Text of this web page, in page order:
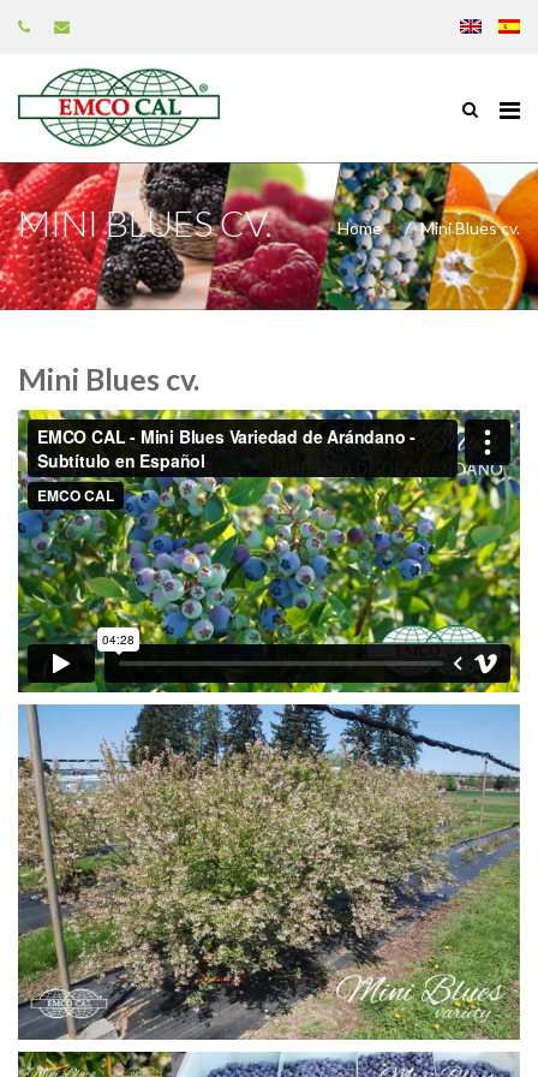
MINI BLUES CV. Home Mini Blues cv.
Mini Blues cv.